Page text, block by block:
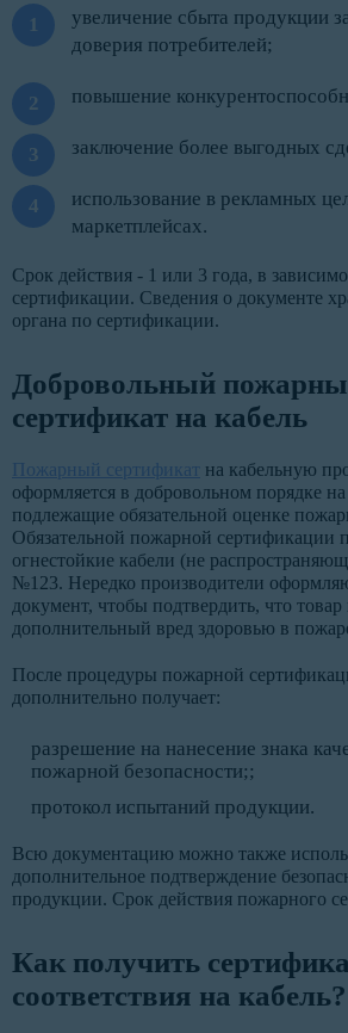
увеличение сбыта продукции
доверия потребителей;
повышение
заключение более выгодных
использование в рекламных
маркетплейсах.
Срок действия - 1 или 3 года, в
сертификации. Сведения о документе
органа по сертификации.
Добровольный
сертификат на кабель
Пожарный сертификат на кабельную
оформляется в добровольном порядке
подлежащие обязательной оценке
Обязательной пожарной сертификации
огнестойкие кабели (не
№123. Нередко производители
документ, чтобы подтвердить, что товар
дополнительный вред здоровью в
После процедуры пожарной
дополнительно получает:
разрешение на нанесение знака
пожарной безопасности;;
протокол испытаний продукции.
Всю документацию можно также
дополнительное подтверждение
продукции. Срок действия пожарного
Как получить
соответствия на кабель?